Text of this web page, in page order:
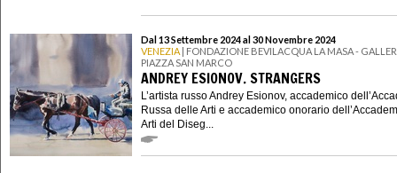
Dal 13 Settembre 2024 al 30 Novembre 2024
VENEZIA | FONDAZIONE BEVILACQUA LA MASA -
PIAZZA SAN MARCO
ANDREY ESIONOV. STRANGERS
L’artista russo Andrey Esionov, accademico
Russa delle Arti e accademico onorario
Arti del Diseg...